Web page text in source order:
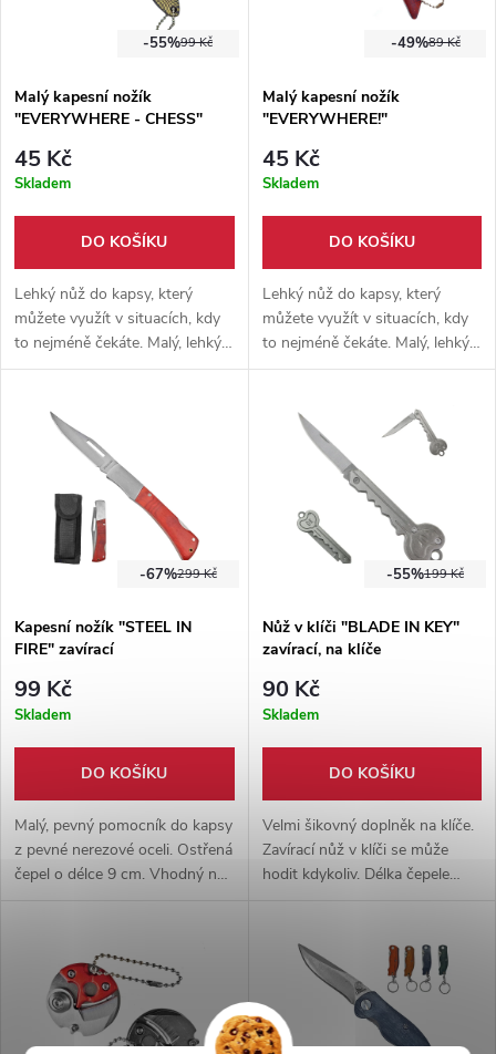
99 Kč
-55%
Malý kapesní nožík
"EVERYWHERE - CHESS"
45 Kč
Skladem
DO KOŠÍKU
Lehký nůž do kapsy, který
můžete využít v situacích, kdy
to nejméně čekáte. Malý, lehký a
snadno přenosný. Čepel z
89 Kč
-49%
Malý kapesní nožík
"EVERYWHERE!"
45 Kč
Skladem
DO KOŠÍKU
Lehký nůž do kapsy, který
můžete využít v situacích, kdy
to nejméně čekáte. Malý, lehký a
snadno přenosný. Jednosečná
299 Kč
-67%
Kapesní nožík "STEEL IN
FIRE" zavírací
99 Kč
Skladem
DO KOŠÍKU
Malý, pevný pomocník do kapsy
z pevné nerezové oceli. Ostřená
čepel o délce 9 cm. Vhodný na
daleké cesty. Pevné nylonové
199 Kč
-55%
Nůž v klíči "BLADE IN KEY"
zavírací, na klíče
90 Kč
Skladem
DO KOŠÍKU
Velmi šikovný doplněk na klíče.
Zavírací nůž v klíči se může
hodit kdykoliv. Délka čepele